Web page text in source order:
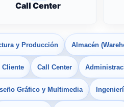
Call Center
y Producción Almacén
Cliente Call Center
Gráfico y Multimedia